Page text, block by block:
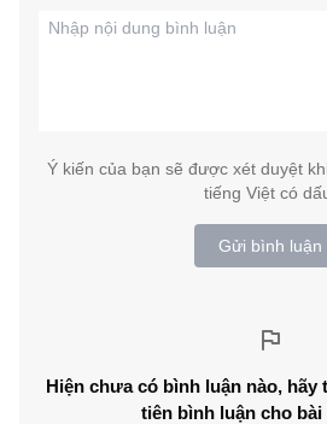
Ý kiến của bạn sẽ được xét duyệt
tiếng Việt có
Gửi bình luận
Hiện chưa có bình luận nào,
tiên bình luận cho bài